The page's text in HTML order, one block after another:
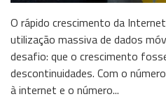
O rápido crescimento da
utilização massiva de dados
desafio: que o crescimento
descontinuidades. Com o
à internet e o número...